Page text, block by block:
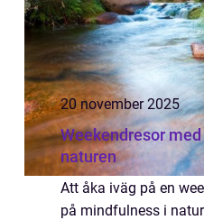
20 november 2025
Weekendresor
naturen
Att åka iväg på en
på mindfulness i